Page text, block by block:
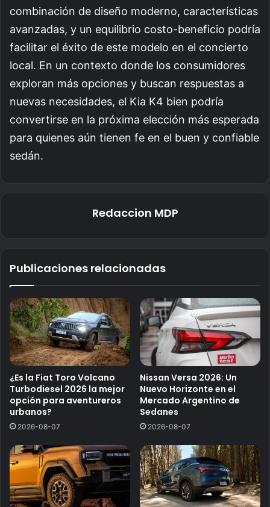
combinación de diseño moderno, características
avanzadas, y un equilibrio costo-beneficio podría
facilitar el éxito de este modelo en el concierto
local. En un contexto donde los consumidores
exploran más opciones y buscan respuestas a
nuevas necesidades, el Kia K4 bien podría
convertirse en la próxima elección más esperada
para quienes aún tienen fe en el buen y confiable
sedán.
Redaccion MDP
Publicaciones relacionadas
¿Es la Fiat Toro Volcano
Turbodiesel 2026 la mejor
opción para aventureros
urbanos?
2026-08-07
Nissan Versa 2026: Un
Nuevo Horizonte en el
Mercado Argentino de
Sedanes
2026-08-07